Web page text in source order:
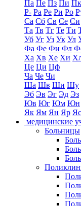
Па Пе Пз Пи Пк
Р- Ра Ре Ри Ро
Са Сб Св Се Си
Та Тв Тг Те Ти
Уб Уг Уз Ук Ул
Фа Фе Фи Фл
Ха Хв Хе Хи
Це Ци Цф
Ча Че Чи
Ша Шв Ши Шу
Эб Эв Эг Эд Эз
Юв Юг Юм Юн
Як Ям Ян Яр Яс
медицинские
Больницы